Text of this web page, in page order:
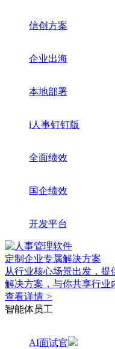
信创方案
企业出海
本地部署
i人事钉钉版
全面绩效
国企绩效
开发平台
定制企业专属解决方案
从行业核心场景出发，
解决方案，与你共享行业
查看详情 >
智能体员工
AI面试官